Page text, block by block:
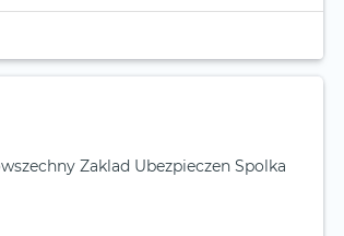
Zaklad Ubezpieczen Spolka